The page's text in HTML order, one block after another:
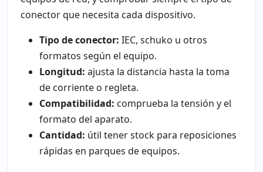
conector que necesita cada dispositivo.
Tipo de conector: IEC, schuko u otros
formatos según el equipo.
Longitud: ajusta la distancia hasta la toma
de corriente o regleta.
Compatibilidad: comprueba la tensión y el
formato del aparato.
Cantidad: útil tener stock para reposiciones
rápidas en parques de equipos.